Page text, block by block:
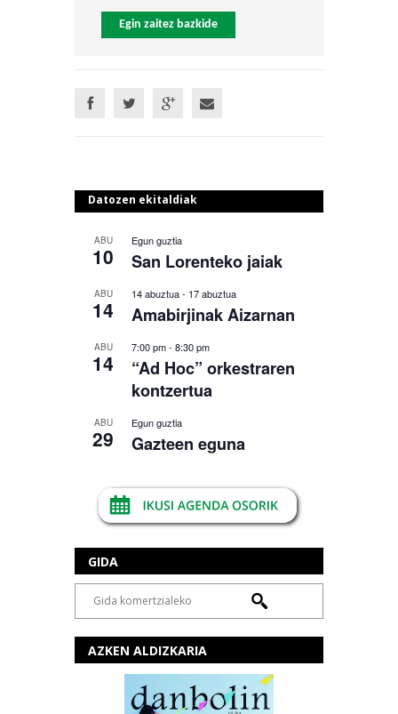
Egin zaitez bazkide
Datozen ekitaldiak
ABU
10
Egun guztia
San Lorenteko jaiak
ABU
14
14 abuztua- 17 abuztua
Amabirjinak Aizarnan
ABU
14
7:00 pm- 8:30 pm
“Ad Hoc” orkestraren
kontzertua
ABU
29
Egun guztia
Gazteen eguna
GIDA
AZKEN ALDIZKARIA